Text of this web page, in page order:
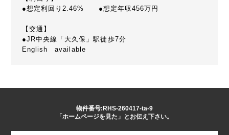
●想定利回り2.46% ●想定年収456万円
【交通】
●JR中央線「大久保」駅徒歩7分
English available
物件番号:RHS-260417-ta-9
「ホームページを見た」とお伝え下さい。